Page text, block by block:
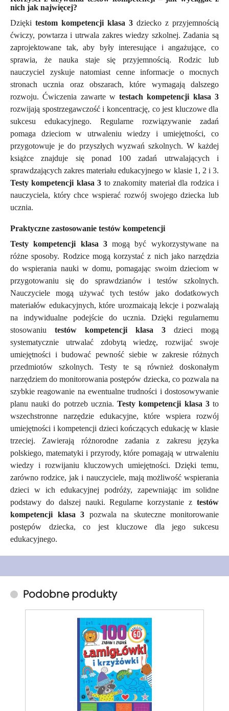
nich jak najwięcej?
Dzięki testom kompetencji klasa 3 dziecko z przyjemnością
ćwiczy, powtarza i utrwala zakres wiedzy szkolnej. Zadania są
zaprojektowane tak, aby były interesujące i angażujące, co
sprawia, że nauka staje się przyjemnością. Rodzic lub
nauczyciel zyskuje natomiast cenne informacje o mocnych
stronach ucznia oraz obszarach, które wymagają dalszego
rozwoju. Ćwiczenia zawarte wtestach kompetencji klasa 3
rozwijają spostrzegawczość i koncentrację, co jest kluczowe dla
sukcesu edukacyjnego. Regularne rozwiązywanie zadań
pomaga dzieciom w utrwaleniu wiedzy i umiejętności, co
przygotowuje je do przyszłych wyzwań szkolnych. W każdej
książce znajduje się ponad 100 zadań utrwalających i
sprawdzających zakres materiału edukacyjnego w klasie 1, 2 i 3.
Testy kompetencji klasa 3 to znakomity materiał dla rodzica i
nauczyciela, który chce wspierać rozwój swojego dziecka lub
ucznia.
Praktyczne zastosowanie testów kompetencji
Testy kompetencji klasa 3mogą być wykorzystywane na
różne sposoby. Rodzice mogą korzystać z nich jako narzędzia
do wspierania nauki w domu, pomagając swoim dzieciom w
przygotowaniu się do sprawdzianów i testów szkolnych.
Nauczyciele mogą używać tych testów jako dodatkowych
materiałów edukacyjnych, które urozmaicają lekcje i pozwalają
na indywidualne podejście do ucznia.
Dzięki regularnemu
stosowaniu testów kompetencji klasa 3 dzieci mogą
systematycznie utrwalać zdobytą wiedzę, rozwijać swoje
umiejętności i budować pewność siebie w zakresie różnych
przedmiotów szkolnych. Testy te są również doskonałym
narzędziem do monitorowania postępów dziecka, co pozwala na
szybkie reagowanie na ewentualne trudności i dostosowywanie
planu nauki do potrzeb ucznia. Testy kompetencji klasa 3to
wszechstronne narzędzie edukacyjne, które wspiera rozwój
umiejętności i kompetencji dzieci kończących edukację w klasie
trzeciej. Zawierają różnorodne zadania z zakresu języka
polskiego, matematyki i przyrody, które pomagają w utrwaleniu
wiedzy i rozwijaniu kluczowych umiejętności. Dzięki temu,
zarówno rodzice, jak i nauczyciele, mają możliwość wspierania
dzieci w ich edukacyjnej podróży, zapewniając im solidne
podstawy do dalszej nauki. Regularne korzystanie z testów
kompetencji klasa 3 pozwala na skuteczne monitorowanie
postępów dziecka, co jest kluczowe dla jego sukcesu
edukacyjnego.
Podobne produkty